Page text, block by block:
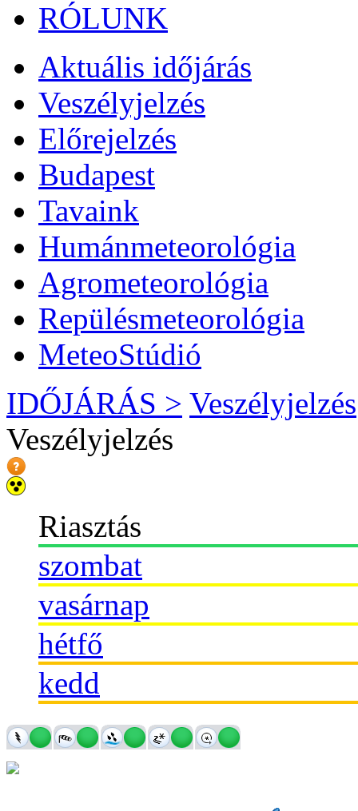
RÓLUNK
Aktuális időjárás
Veszélyjelzés
Előrejelzés
Budapest
Tavaink
Humánmeteorológia
Agrometeorológia
Repülésmeteorológia
MeteoStúdió
IDŐJÁRÁS > Veszélyjelzés
Veszélyjelzés
Riasztás
szombat
vasárnap
hétfő
kedd